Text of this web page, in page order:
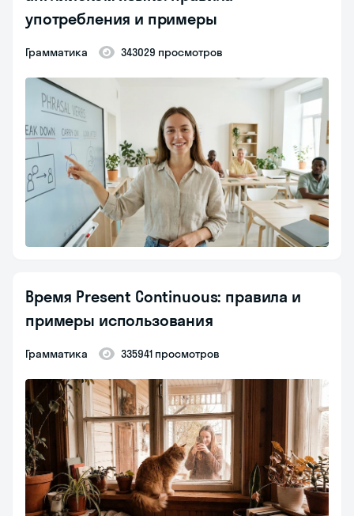
употребления и примеры
Грамматика 343029 просмотров
Время Present Continuous: правила и
примеры использования
Грамматика 335941 просмотров